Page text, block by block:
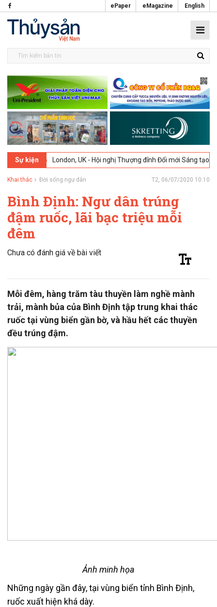
ePaper eMagazine English
Sự kiện
2026 London, UK - Hội nghị Thượng đỉnh Đổi mới Sáng tạo trong
Khai thác Đời sống ngư dân T2, 06/07/2020 10:10
Bình Định: Ngư dân trúng
đậm ruốc, lãi bạc triệu mỗi
đêm
Chưa có đánh giá về bài viết
Mỗi đêm, hàng trăm tàu thuyền làm nghề mành
trải, mành bủa của Bình Định tập trung khai thác
ruốc tại vùng biển gần bờ, và hầu hết các thuyền
đều trúng đậm.
Ảnh minh họa
Những ngày gần đây, tại vùng biển tỉnh Bình Định,
ruốc xuất hiện khá dày.